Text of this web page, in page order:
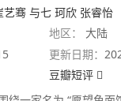
艺骞 与七 珂欣 张睿怡
地区：
大陆
更新日期：
豆瓣短评